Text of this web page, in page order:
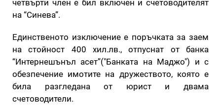
четвърти член е бил включен и счетоводителят
на “Синева”.
Единственото изключение е поръчката за заем
на стойност 400 хил.лв., отпуснат от банка
“Интернешънъл асет”("Банката на Маджо") и с
обезпечение имотите на дружеството, която е
била разгледана от юрист и двама
счетоводители.